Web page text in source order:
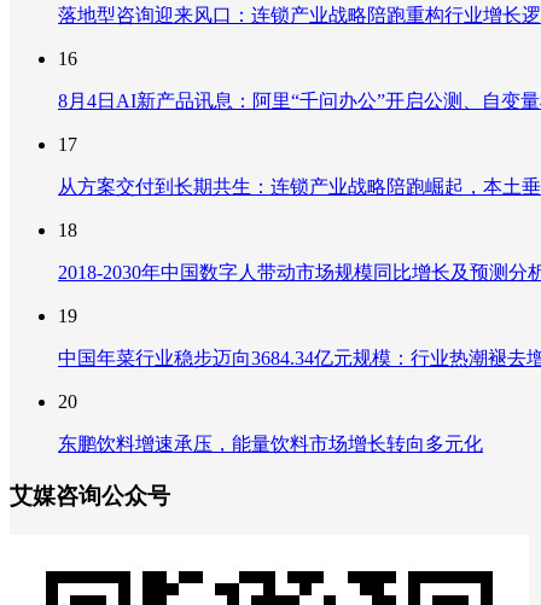
落地型咨询迎来风口：连锁产业战略陪跑重构行业增
16
8月4日AI新产品讯息：阿里“千问办公”开启公测、自变
17
从方案交付到长期共生：连锁产业战略陪跑崛起，本土
18
2018-2030年中国数字人带动市场规模同比增长及预测
19
中国年菜行业稳步迈向3684.34亿元规模：行业热潮褪
20
东鹏饮料增速承压，能量饮料市场增长转向多元化
艾媒咨询公众号